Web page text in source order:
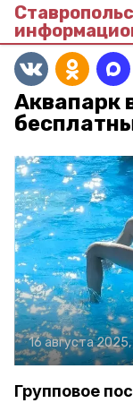
Аквапарк
16 августа
Групповое